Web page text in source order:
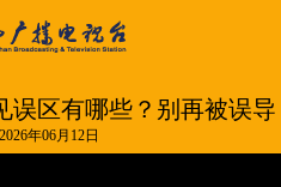
误区有哪些？别再被误导
年06月12日